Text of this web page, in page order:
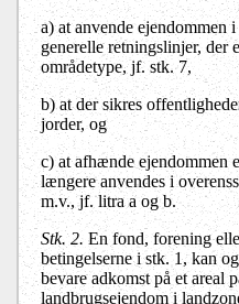
a)at anvende ejendommen i
generelle retningslinjer, der
områdetype, jf. stk. 7,
b)at der sikres
jorder, og
c)at afhænde ejendommen
længere anvendes i
m.v., jf. litra a og b.
Stk. 2. En fond, forening
betingelserne i stk. 1, kan
bevare adkomst på et areal
landbrugsejendom i